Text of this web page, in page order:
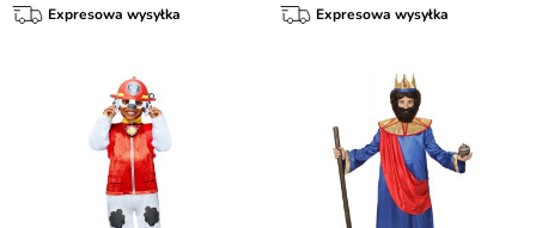
Expresowa wysyłka Expresowa wysyłka